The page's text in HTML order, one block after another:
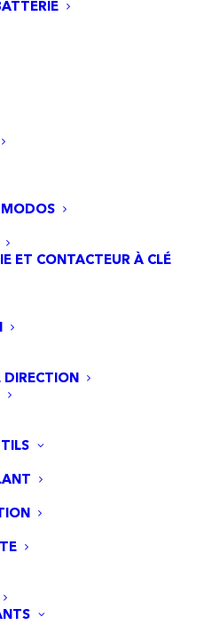
ET CONTACTEUR À CLÉ
DIRECTION
sinusoïdale du FOC
moteur
(123 cm H × 54,4
(17 cm de large ×
(2.5″) que les
adultes
à air en caoutchouc
：Frein à
et frein électrique
feux de
NIU pour avoir
de conduite –
(pour prolonger